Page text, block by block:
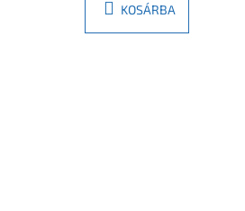
KOSÁRBA